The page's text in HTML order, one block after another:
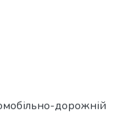
дорожній